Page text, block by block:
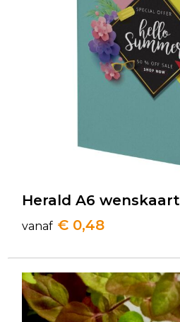
Herald A6 wenskaart
vanaf € 0,48